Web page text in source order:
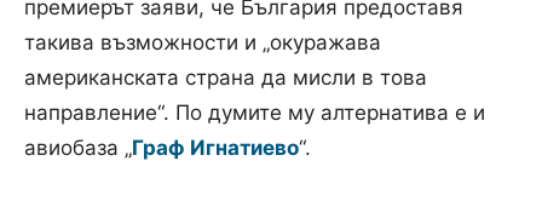
премиерът заяви, че България предоставя
такива възможности и „окуражава
американската страна да мисли в това
направление“. По думите му алтернатива е и
авиобаза „Граф Игнатиево“.